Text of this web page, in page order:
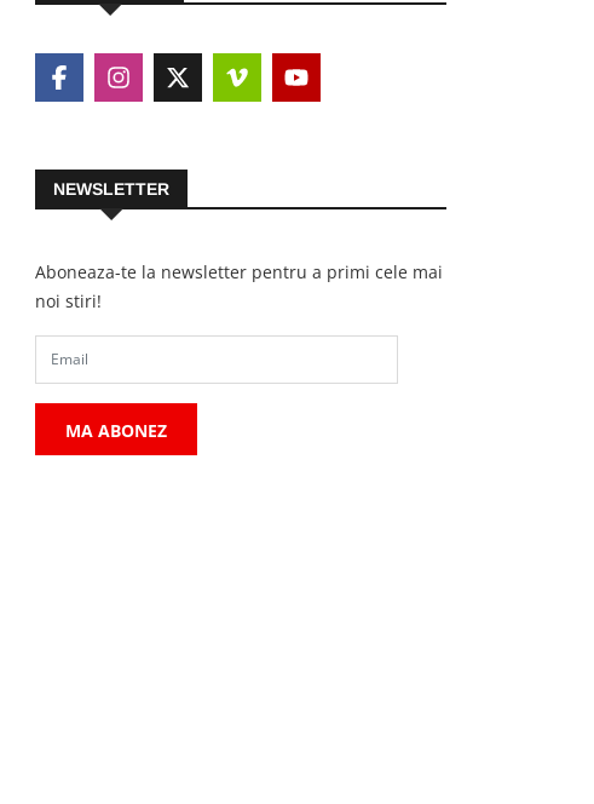
NEWSLETTER
Aboneaza-te la newsletter pentru a primi cele mai
noi stiri!
MA ABONEZ